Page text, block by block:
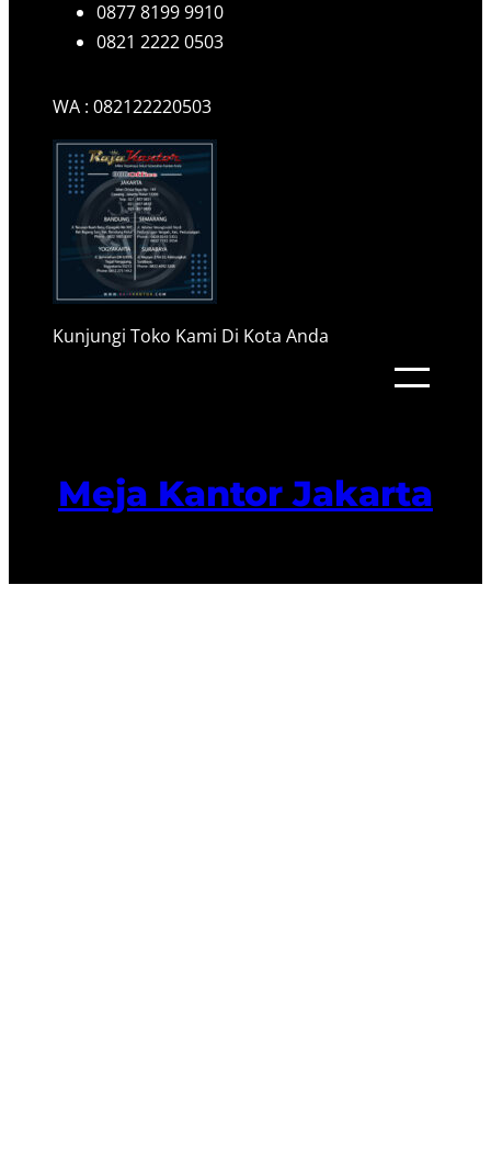
0877 8199 9910
0821 2222 0503
WA : 082122220503
Kunjungi Toko Kami Di Kota Anda
Meja Kantor Jakarta